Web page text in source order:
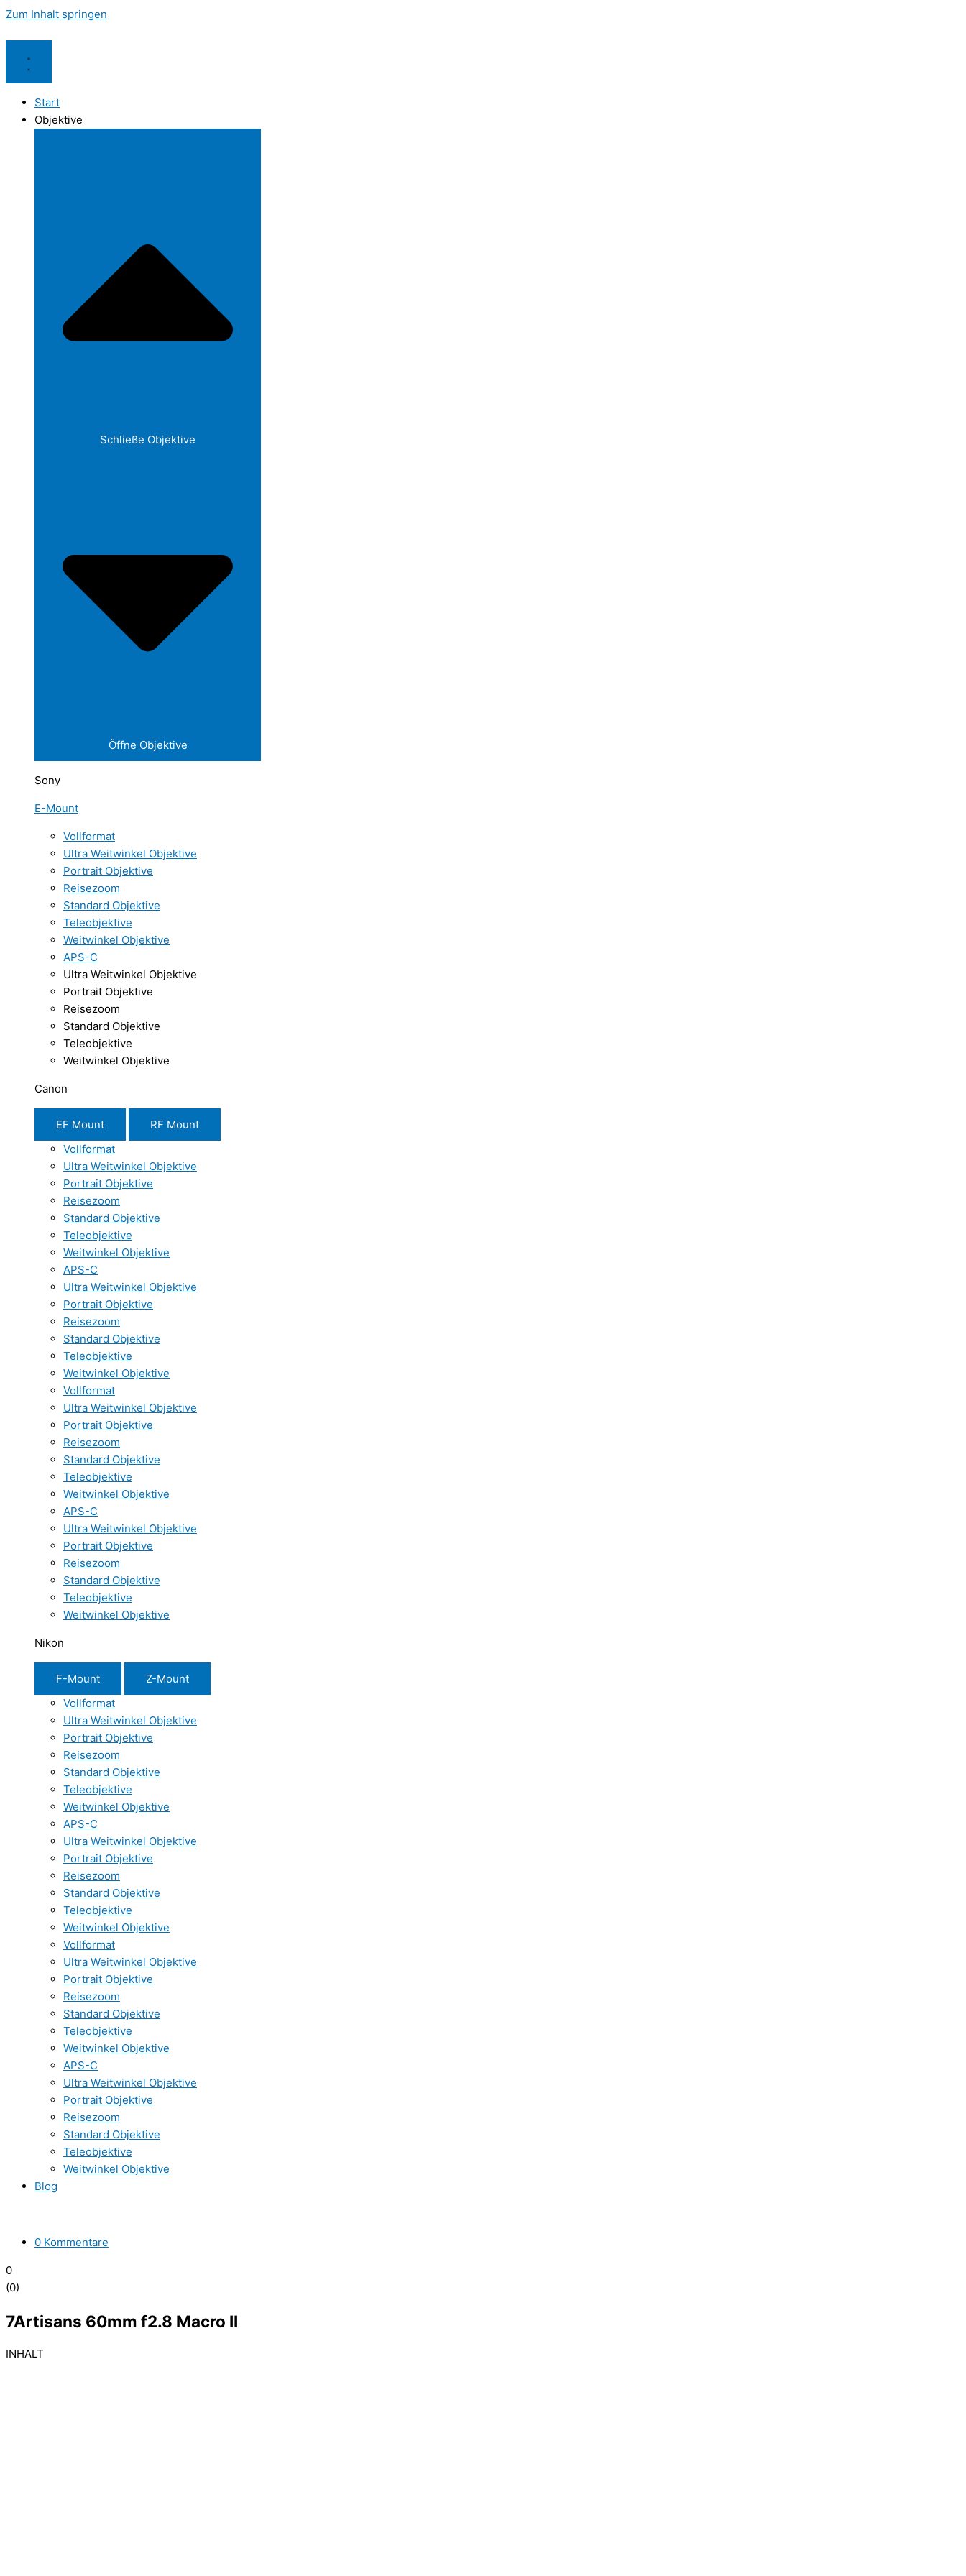
Zum Inhalt springen
Start
Objektive
Schließe Objektive
Öffne Objektive
Sony
E-Mount
Vollformat
Ultra Weitwinkel Objektive
Portrait Objektive
Reisezoom
Standard Objektive
Teleobjektive
Weitwinkel Objektive
APS-C
Ultra Weitwinkel Objektive
Portrait Objektive
Reisezoom
Standard Objektive
Teleobjektive
Weitwinkel Objektive
Canon
EF Mount
RF Mount
Vollformat
Ultra Weitwinkel Objektive
Portrait Objektive
Reisezoom
Standard Objektive
Teleobjektive
Weitwinkel Objektive
APS-C
Ultra Weitwinkel Objektive
Portrait Objektive
Reisezoom
Standard Objektive
Teleobjektive
Weitwinkel Objektive
Vollformat
Ultra Weitwinkel Objektive
Portrait Objektive
Reisezoom
Standard Objektive
Teleobjektive
Weitwinkel Objektive
APS-C
Ultra Weitwinkel Objektive
Portrait Objektive
Reisezoom
Standard Objektive
Teleobjektive
Weitwinkel Objektive
Nikon
F-Mount
Z-Mount
Vollformat
Ultra Weitwinkel Objektive
Portrait Objektive
Reisezoom
Standard Objektive
Teleobjektive
Weitwinkel Objektive
APS-C
Ultra Weitwinkel Objektive
Portrait Objektive
Reisezoom
Standard Objektive
Teleobjektive
Weitwinkel Objektive
Vollformat
Ultra Weitwinkel Objektive
Portrait Objektive
Reisezoom
Standard Objektive
Teleobjektive
Weitwinkel Objektive
APS-C
Ultra Weitwinkel Objektive
Portrait Objektive
Reisezoom
Standard Objektive
Teleobjektive
Weitwinkel Objektive
Blog
0 Kommentare
0
(0)
7Artisans 60mm f2.8 Macro II
INHALT